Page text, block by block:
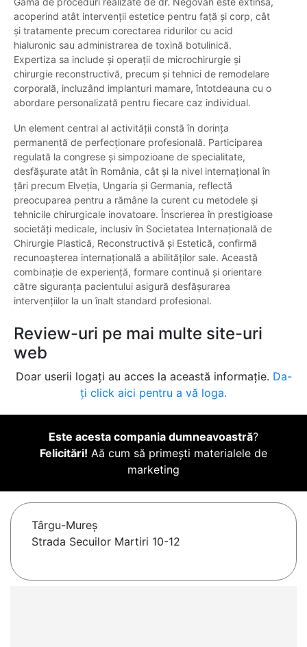
acoperind atât intervenții estetice pentru față și corp, cât
și tratamente precum corectarea ridurilor cu acid
hialuronic sau administrarea de toxină botulinică.
Expertiza sa include și operații de microchirurgie și
chirurgie reconstructivă, precum și tehnici de remodelare
corporală, incluzând implanturi mamare, întotdeauna cu o
abordare personalizată pentru fiecare caz individual.
Un element central al activității constă în dorința
permanentă de perfecționare profesională. Participarea
regulată la congrese și simpozioane de specialitate,
desfășurate atât în România, cât și la nivel internațional în
țări precum Elveția, Ungaria și Germania, reflectă
preocuparea pentru a rămâne la curent cu metodele și
tehnicile chirurgicale inovatoare. Înscrierea în prestigioase
societăți medicale, inclusiv în Societatea Internațională de
Chirurgie Plastică, Reconstructivă și Estetică, confirmă
recunoașterea internațională a abilităților sale. Această
combinație de experiență, formare continuă și orientare
către siguranța pacientului asigură desfășurarea
intervențiilor la un înalt standard profesional.
Review-uri pe mai multe site-uri
web
Doar userii logați au acces la această informație. Da-
ți click aici pentru a vă loga.
Este acesta compania dumneavoastră?
Felicitări! Aă cum să primești materialele de
marketing
Târgu-Mureş
Strada Secuilor Martiri 10-12